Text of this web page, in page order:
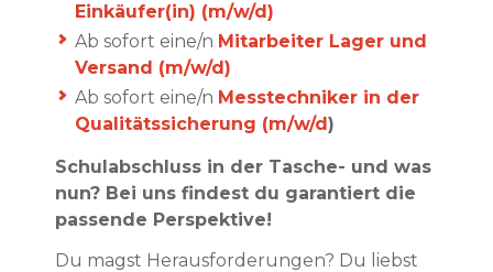
Einkäufer(in) (m/w/d)
Ab sofort eine/n Mitarbeiter Lager und
Versand (m/w/d)
Ab sofort eine/n Messtechniker in der
Qualitätssicherung (m/w/d)
Schulabschluss in der Tasche- und was
nun? Bei uns findest du garantiert die
passende Perspektive!
Du magst Herausforderungen? Du liebst